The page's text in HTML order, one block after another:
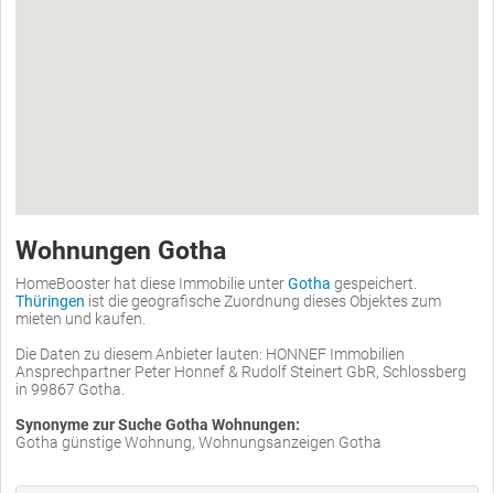
Wohnungen Gotha
HomeBooster hat diese Immobilie unterGotha gespeichert.
Thüringen ist die geografische Zuordnung dieses Objektes zum
mieten und kaufen.
Die Daten zu diesem Anbieter lauten: HONNEF Immobilien
Ansprechpartner Peter Honnef & Rudolf Steinert GbR, Schlossberg
in 99867 Gotha.
Synonyme zur Suche Gotha Wohnungen:
Gotha günstige Wohnung, Wohnungsanzeigen Gotha